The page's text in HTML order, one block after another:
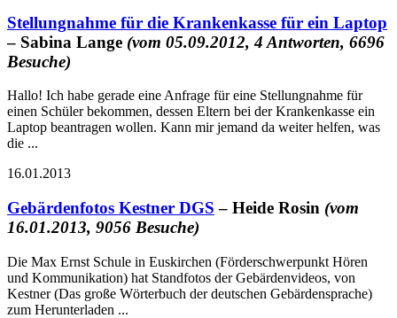
Stellungnahme für die Krankenkasse für ein Laptop
– Sabina Lange (vom 05.09.2012, 4 Antworten, 6696
Besuche)
Hallo! Ich habe gerade eine Anfrage für eine Stellungnahme für
einen Schüler bekommen, dessen Eltern bei der Krankenkasse ein
Laptop beantragen wollen. Kann mir jemand da weiter helfen, was
die ...
16.01.2013
Gebärdenfotos Kestner DGS – Heide Rosin (vom
16.01.2013, 9056 Besuche)
Die Max Ernst Schule in Euskirchen (Förderschwerpunkt Hören
und Kommunikation) hat Standfotos der Gebärdenvideos, von
Kestner (Das große Wörterbuch der deutschen Gebärdensprache)
zum Herunterladen ...